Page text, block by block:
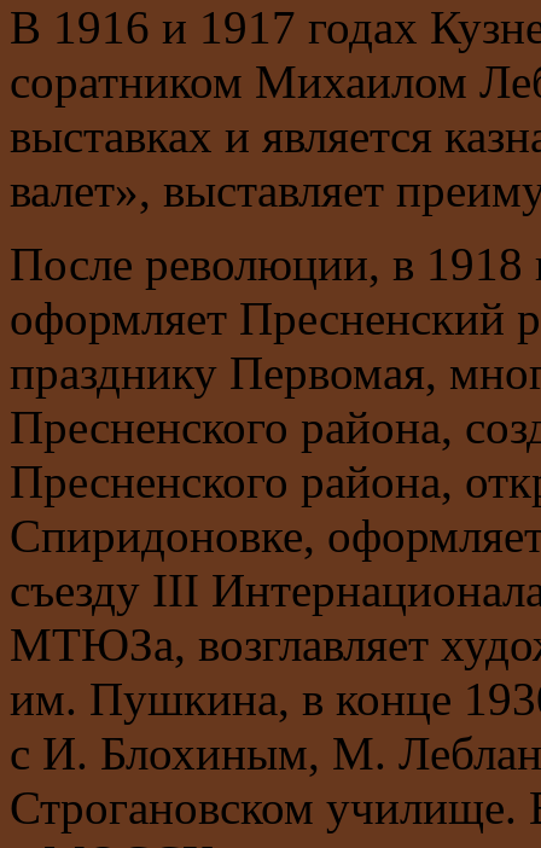
В 1916 и 1917 годах
соратником Михаилом
выставках и является
валет», выставляет
После революции, в
оформляет Пресненский
празднику Первомая,
Пресненского района,
Пресненского района,
Спиридоновке,
съезду III
МТЮЗа, возглавляет
им. Пушкина, в конце
с И. Блохиным, М.
Строгановском училище.